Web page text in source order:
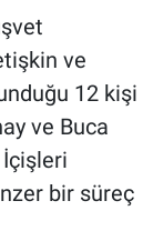
ve
12 kişi
ve Buca
İçişleri
bir süreç